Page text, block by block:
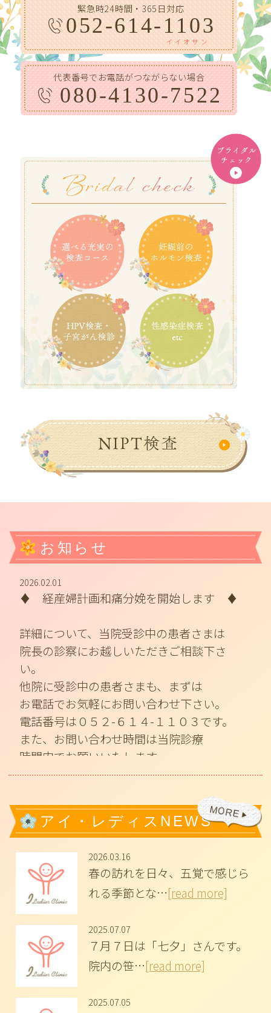
緊急時24時間・365日対応
イイオサン
052-614-1103
代表番号でお電話がつながらない場合
080-4130-7522
お知らせ
2026.02.01
♦ 経産婦計画和痛分娩を開始します ♦
詳細について、当院受診中の患者さまは
院長の診察にお越しいただきご相談下さ
い。
他院に受診中の患者さまも、まずは
お電話でお気軽にお問い合わせ下さい。
電話番号は０５２-６１４-１１０３です。
また、お問い合わせ時間は当院診療
時間内でお願いいたします。
プラセンタ注射（メルスモン）の取扱い開
始しました。
は、お気軽に
お問い合わせ、ご相談ください。
2025.10.01
NIPT（非侵襲性出生前遺伝学的検査）を
開始いたしました。詳細は
検査をご希望の方や詳細をご相談されたい
方は、お気軽に当院までお問い合わせくだ
さい。
アイ・レディスNEWS
2026.03.16
春の訪れを日々、五覚で感じら
れる季節とな…[read more]
2025.07.07
７月７日は「七夕」さんです。
院内の笹…[read more]
2025.07.05